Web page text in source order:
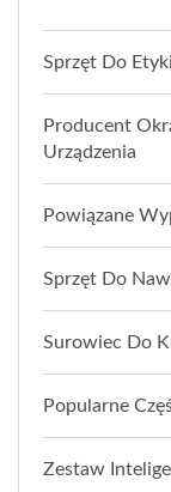
Sprzęt Do
Producent
Urządzenia
Powiązane
Sprzęt Do
Surowiec Do
Popularne
Zestaw